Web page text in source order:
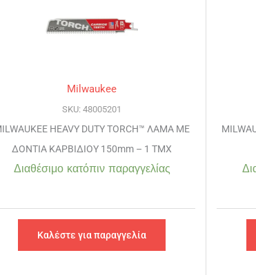
Milwaukee
SKU: 48005201
HEAVY DUTY TORCH™ ΛΑΜΑ ΜΕ
ΔΟΝΤΙΑ ΚΑΡΒΙΔΙΟΥ 150mm – 1 TMX
Διαθέσιμο κατόπιν παραγγελίας
Καλέστε για παραγγελία